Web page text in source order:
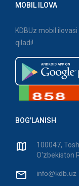
MOBIL ILOVA
KDBUz mobil
qiladi!
BOG'LANISH
100047,
O'zbekiston
info@kdb.uz